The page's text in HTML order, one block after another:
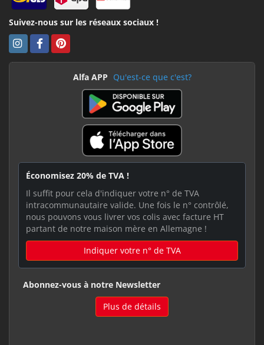
Suivez-nous sur les réseaux sociaux !
Alfa APP Qu'est-ce que c'est?
Économisez 20% de TVA !
Il suffit pour cela d'indiquer votre n° de TVA
intracommunautaire valide. Une fois le n° contrôlé,
nous pouvons vous livrer vos colis avec facture HT
partant de notre maison mère en Allemagne !
Indiquer votre n° de TVA
Abonnez-vous à notre Newsletter
Plus de détails